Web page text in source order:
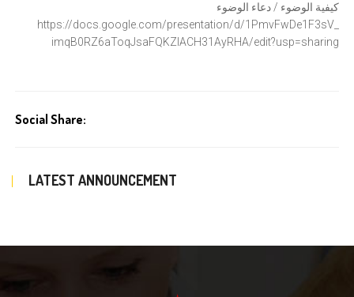
كيفية الوضوء / دعاء الوضوء
https://docs.google.com/presentation/d/1PmvFwDe1F3sV_
imqB0RZ6aToqJsaFQKZlACH31AyRHA/edit?usp=sharing
Social Share:
LATEST ANNOUNCEMENT